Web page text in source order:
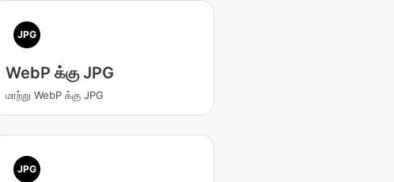
JPG
WebP க்கு JPG
மாற்று WebP க்கு JPG
JPG